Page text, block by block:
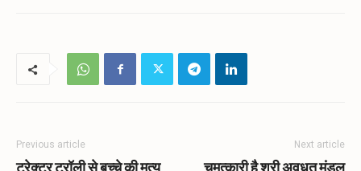
Previous article
ट्रेक्टर ट्रॉली से बच्चे की मृत्यु
Next article
चमत्कारी है श्री अवधूत मंडल